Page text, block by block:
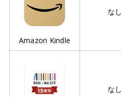
Amazon Kindle
なし
なし